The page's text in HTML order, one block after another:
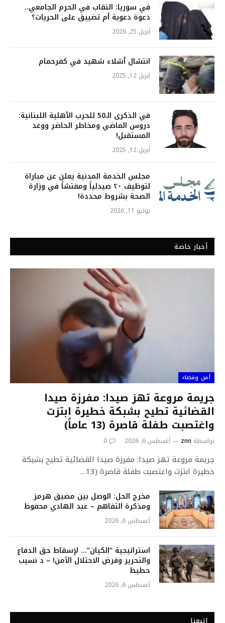
في سوريا: النقاب في الحرم الجامعي..
دعوة دعوية أم تضييق على الحريات؟
أبريل 25, 2026
انتشال أشلاء شهيد في كفرحمام
أبريل 12, 2025
في الذكرى الـ50 للحرب الأهلية اللبنانية:
دروس الماضي ومخاطر الحاضر ووعد
المستقبل!
أبريل 12, 2025
مجلس الخدمة المدنية يعلن عن مباراة
لتوظيف ٢٠ صيدلياً ومفتشاً في وزارة
الصحة بشروط محددة!
يوليو 11, 2026
أخبار خاصة
أمن وقضاء
جريمة مروعة تهز صيدا: مفرزة صيدا
القضائية تطيح بشبكة خطيرة ابتزت
واغتصبت طفلة قاصرة (13 عاماً)
بواسطة znn أغسطس 6, 2026 0
جريمة مروعة تهز صيدا: مفرزة صيدا القضائية تطيح بشبكة
خطيرة ابتزت واغتصبت طفلة قاصرة (13…
مخرج الحل: الوصل بين مضيق هرمز
ومذكرة التفاهم – عبد الهادي محفوظ
أغسطس 6, 2026
استراتيجية “الكيان”… لإسقاط حق الدفاع
والتحرير وفرض الاحتلال الآمن! – د نسيب
حطيط
أغسطس 6, 2026